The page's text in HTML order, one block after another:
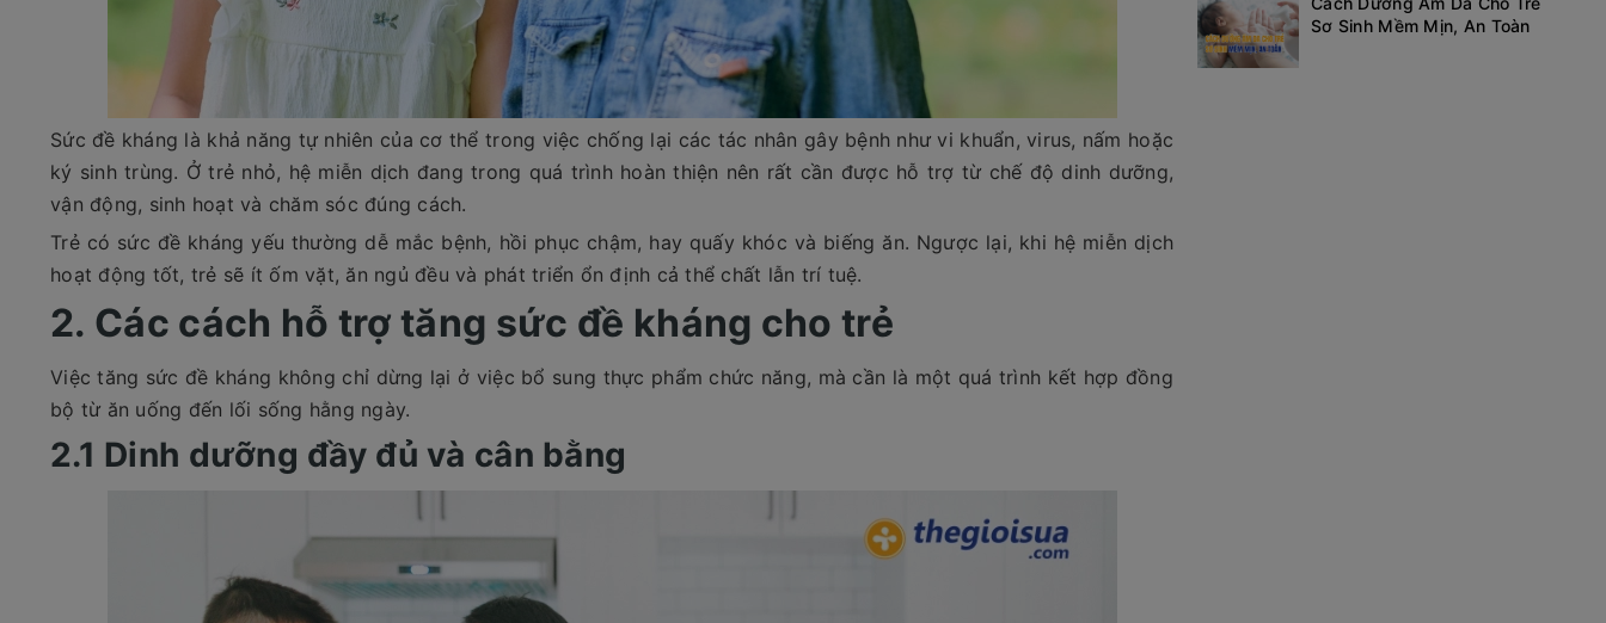
Sức đề kháng là khả năng tự nhiên của cơ thể trong việc chống lại các tác nhân gây bệnh như vi khuẩn, virus, nấm hoặc
ký sinh trùng. Ở trẻ nhỏ, hệ miễn dịch đang trong quá trình hoàn thiện nên rất cần được hỗ trợ từ chế độ dinh dưỡng,
vận động, sinh hoạt và chăm sóc đúng cách.
Trẻ có sức đề kháng yếu thường dễ mắc bệnh, hồi phục chậm, hay quấy khóc và biếng ăn. Ngược lại, khi hệ miễn dịch
hoạt động tốt, trẻ sẽ ít ốm vặt, ăn ngủ đều và phát triển ổn định cả thể chất lẫn trí tuệ.
2. Các cách hỗ trợ tăng sức đề kháng cho trẻ
Việc tăng sức đề kháng không chỉ dừng lại ở việc bổ sung thực phẩm chức năng, mà cần là một quá trình kết hợp đồng
bộ từ ăn uống đến lối sống hằng ngày.
2.1 Dinh dưỡng đầy đủ và cân bằng
Sơ Sinh Mềm Mịn, An Toàn